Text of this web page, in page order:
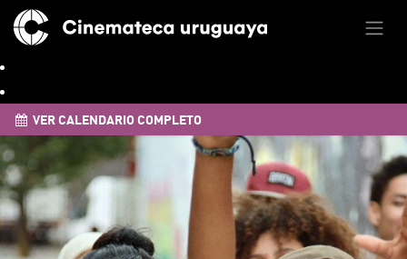
VER CALENDARIO COMPLETO